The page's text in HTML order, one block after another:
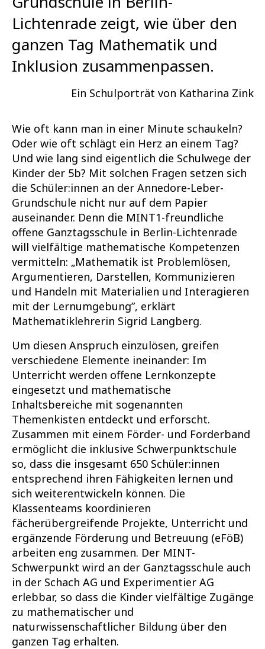
Lichtenrade zeigt, wie über den
ganzen Tag Mathematik und
Inklusion zusammenpassen.
Ein Schulporträt von Katharina Zink
Wie oft kann man in einer Minute schaukeln?
Oder wie oft schlägt ein Herz an einem Tag?
Und wie lang sind eigentlich die Schulwege der
Kinder der 5b? Mit solchen Fragen setzen sich
die Schüler:innen an der Annedore-Leber-
Grundschule nicht nur auf dem Papier
auseinander. Denn die MINT1-freundliche
offene Ganztagsschule in Berlin-Lichtenrade
will vielfältige mathematische Kompetenzen
vermitteln: „Mathematik ist Problemlösen,
Argumentieren, Darstellen, Kommunizieren
und Handeln mit Materialien und Interagieren
mit der Lernumgebung”, erklärt
Mathematiklehrerin Sigrid Langberg.
Um diesen Anspruch einzulösen, greifen
verschiedene Elemente ineinander: Im
Unterricht werden offene Lernkonzepte
eingesetzt und mathematische
Inhaltsbereiche mit sogenannten
Themenkisten entdeckt und erforscht.
Zusammen mit einem Förder- und Forderband
ermöglicht die inklusive Schwerpunktschule
so, dass die insgesamt 650 Schüler:innen
entsprechend ihren Fähigkeiten lernen und
sich weiterentwickeln können. Die
Klassenteams koordinieren
fächerübergreifende Projekte, Unterricht und
ergänzende Förderung und Betreuung (eFöB)
arbeiten eng zusammen. Der MINT-
Schwerpunkt wird an der Ganztagsschule auch
in der Schach AG und Experimentier AG
erlebbar, so dass die Kinder vielfältige Zugänge
zu mathematischer und
naturwissenschaftlicher Bildung über den
ganzen Tag erhalten.